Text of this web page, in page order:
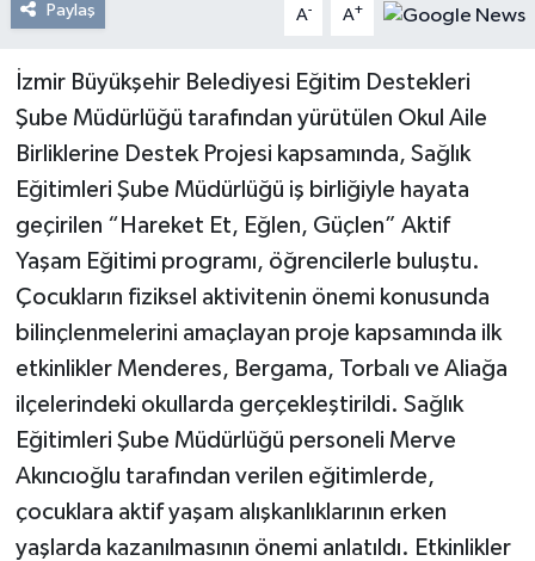
Paylaş A- A+
İzmir Büyükşehir Belediyesi Eğitim Destekleri
Şube Müdürlüğü tarafından yürütülen Okul Aile
Birliklerine Destek Projesi kapsamında, Sağlık
Eğitimleri Şube Müdürlüğü iş birliğiyle hayata
geçirilen “Hareket Et, Eğlen, Güçlen” Aktif
Yaşam Eğitimi programı, öğrencilerle buluştu.
Çocukların fiziksel aktivitenin önemi konusunda
bilinçlenmelerini amaçlayan proje kapsamında ilk
etkinlikler Menderes, Bergama, Torbalı ve Aliağa
ilçelerindeki okullarda gerçekleştirildi. Sağlık
Eğitimleri Şube Müdürlüğü personeli Merve
Akıncıoğlu tarafından verilen eğitimlerde,
çocuklara aktif yaşam alışkanlıklarının erken
yaşlarda kazanılmasının önemi anlatıldı. Etkinlikler